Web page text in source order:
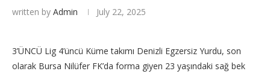
written by Admin July 22, 2025
3’ÜNCÜ Lig 4’üncü Küme takımı Denizli Egzersiz Yurdu, son
olarak Bursa Nilüfer FK’da forma giyen 23 yaşındaki sağ bek